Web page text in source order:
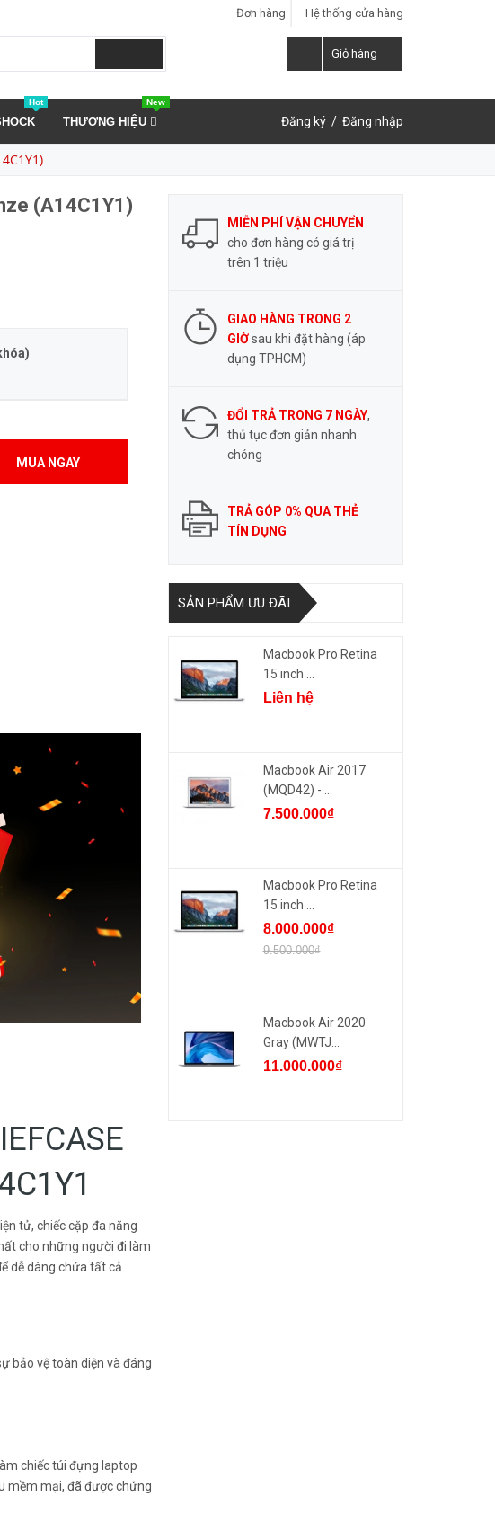
Hệ thống cửa hàng
Đơn hàng
Giỏ hàng
Hot
THƯƠNG HIỆU
New
Đăng ký / Đăng nhập
(A14C1Y1)
MUA NGAY
LIÊN HỆ ĐẶT HÀNG
0937.859.591
tử, chiếc cặp đa năng
cho những người đi làm
dễ dàng chứa tất cả
bảo vệ toàn diện và đáng
chiếc túi đựng laptop
mềm mại, đã được chứng
MIỄN PHÍ VẬN CHUYỂN
cho đơn hàng có giá trị
trên 1 triệu
GIAO HÀNG TRONG 2
GIỜsau khi đặt hàng (áp
dụng TPHCM)
ĐỔI TRẢ TRONG 7 NGÀY,
thủ tục đơn giản nhanh
chóng
TRẢ GÓP 0% QUA THẺ
TÍN DỤNG
SẢN PHẨM ƯU ĐÃI
Macbook Pro Retina
15 inch ...
Liên hệ
Macbook Air 2017
(MQD42) - ...
7.500.000₫
Macbook Pro Retina
15 inch ...
8.000.000₫
9.500.000₫
Macbook Air 2020
Gray (MWTJ...
11.000.000₫